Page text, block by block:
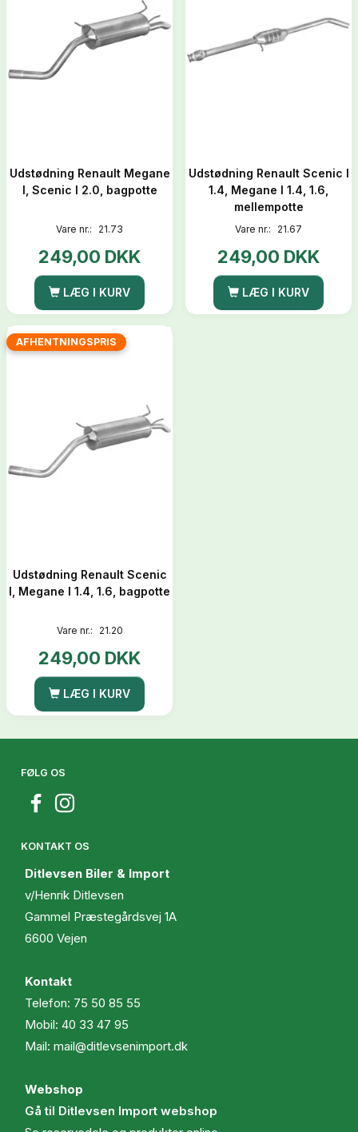
Udstødning Renault Megane
I, Scenic I 2.0, bagpotte
Vare nr.: 21.73
249,00 DKK
LÆG I KURV
Udstødning Renault Scenic I
1.4, Megane I 1.4, 1.6,
mellempotte
Vare nr.: 21.67
249,00 DKK
LÆG I KURV
AFHENTNINGSPRIS
Udstødning Renault Scenic
I, Megane I 1.4, 1.6, bagpotte
Vare nr.: 21.20
249,00 DKK
LÆG I KURV
FØLG OS
KONTAKT OS
Ditlevsen Biler & Import
v/Henrik Ditlevsen
Gammel Præstegårdsvej 1A
6600 Vejen
Kontakt
Telefon: 75 50 85 55
Mobil: 40 33 47 95
Mail: mail@ditlevsenimport.dk
Webshop
Gå til Ditlevsen Import webshop